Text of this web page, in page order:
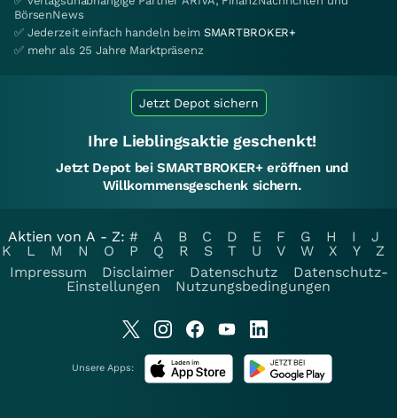
BörsenNews
✅ Jederzeit einfach handeln beim SMARTBROKER+
✅ mehr als 25 Jahre Marktpräsenz
Jetzt Depot sichern
Ihre Lieblingsaktie geschenkt!
Jetzt Depot bei SMARTBROKER+ eröffnen und
Willkommensgeschenk sichern.
Aktien von A - Z: # A B C D E F G H I
J
K
L M N O P Q R S T U V W X Y
Z
Impressum
Disclaimer Datenschutz
Datenschutz-
Einstellungen
Nutzungsbedingungen
Unsere Apps: